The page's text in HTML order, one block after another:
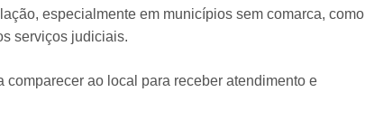
especialmente em municípios sem comarca, como
serviços judiciais.
ao local para receber atendimento e